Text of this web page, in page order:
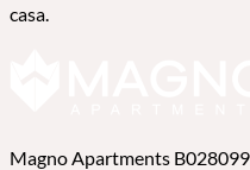
casa.
Magno Apartments